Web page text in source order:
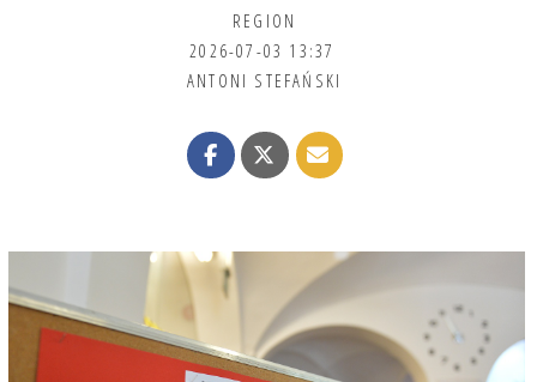
REGION
2026-07-03 13:37
ANTONI STEFAŃSKI